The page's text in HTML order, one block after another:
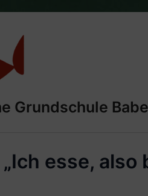
Grundschule
esse, also